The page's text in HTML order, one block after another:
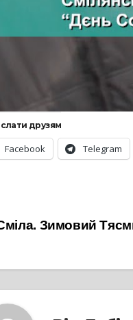
друзям
Facebook Telegram
Зимовий